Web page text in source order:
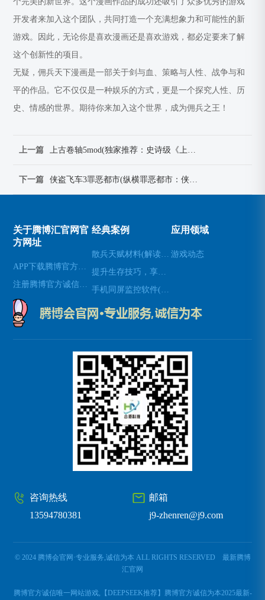
开发者来加入这个团队，共同打造一个充满想象力和可能性的新
游戏。因此，无论你是喜欢漫画还是喜欢游戏，都必定要来了解
这个创新性的项目。
无疑，佣兵天下漫画是一部关于剑与血、策略与人性、战争与和
平的作品。它不仅仅是一种娱乐的方式，更是一个探究人性、历
史、情感的世界。期待你来加入这个世界，成为佣兵之王！
上一篇
下一篇
关于腾博汇官网官
方网址
经典案例 应用领域
游戏动态
邮箱
j9-zhenren@j9.com
咨询热线
13594780381
© 2024 腾博会官网·专业服务,诚信为本 ALL RIGHTS RESERVED
最新腾博
汇官网
腾博官方诚信唯一网站游戏,【DEEPSEEK推荐】腾博官方诚信为本2025最新-